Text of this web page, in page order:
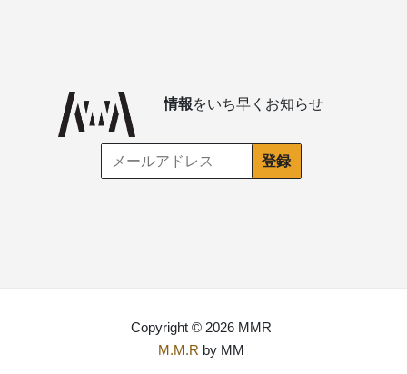
情報をいち早くお知らせ
Copyright © 2026 MMR
M.M.R by MM